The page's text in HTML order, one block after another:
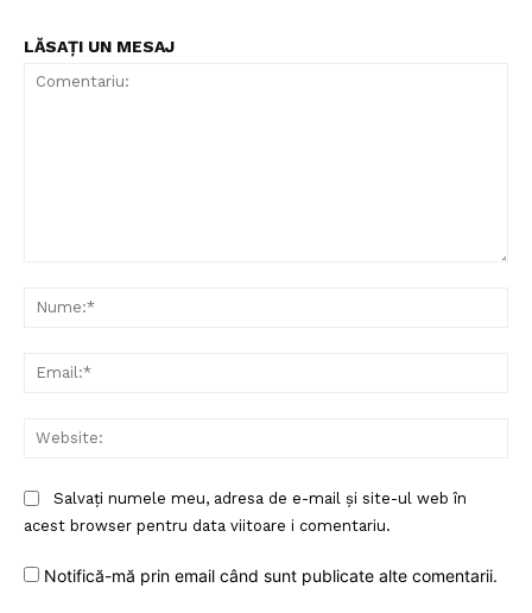
LĂSAȚI UN MESAJ
Salvați numele meu, adresa de e-mail și site-ul web în
acest browser pentru data viitoare i comentariu.
Notifică-mă prin email când sunt publicate alte comentarii.